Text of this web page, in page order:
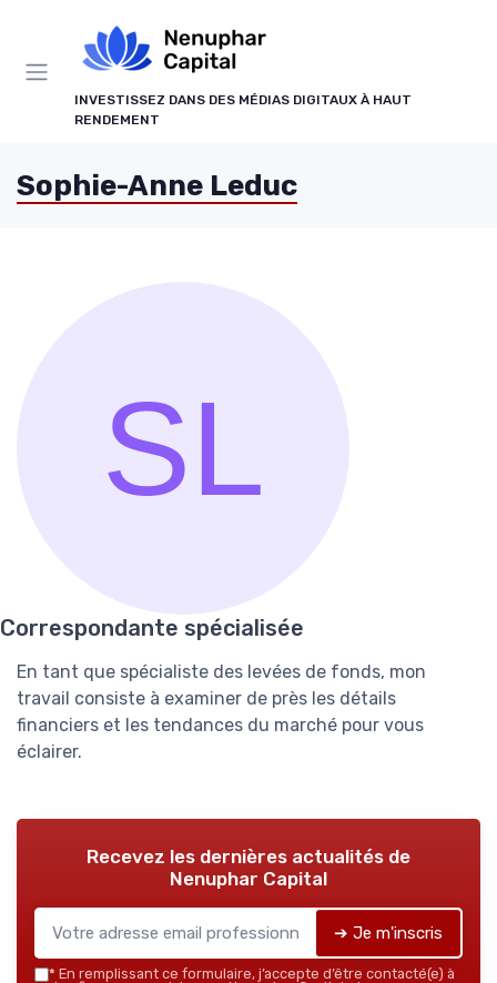
INVESTISSEZ DANS DES MÉDIAS DIGITAUX À HAUT
RENDEMENT
Sophie-Anne Leduc
Correspondante spécialisée
En tant que spécialiste des levées de fonds, mon
travail consiste à examiner de près les détails
financiers et les tendances du marché pour vous
éclairer.
Recevez les dernières actualités de
Nenuphar Capital
➔ Je m'inscris
* En remplissant ce formulaire, j’accepte d’être contacté(e) à